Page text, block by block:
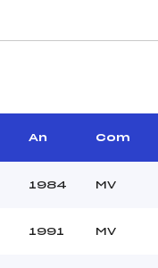
Distance :
Point Haut :
An Com
1984 MV
1991 MV